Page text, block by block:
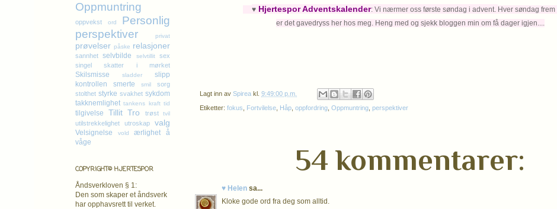
♥ Hjertespor Adventskalender: Vi nærmer oss første søndag i advent. Hver søndag frem
er det gavedryss her hos meg. Heng med og sjekk bloggen min om få dager igjen....
Lagt inn av Spirea kl. 9:49:00 p.m.
Etiketter: fokus Fortvilelse Håp oppfordring Oppmuntring perspektiver
54 kommentarer:
♥ Helen sa...
Kloke gode ord fra deg som alltid.
Oppmuntring
oppvekst ord
Personlig
perspektiver
privat
prøvelser påske relasjoner
sannhet selvbilde selvtillit
sex
singel
skatter i mørket
Skilsmisse sladder
slipp
kontrollen
smerte smil
sorg
stolthet styrke svakhet sykdom
takknemlighet tankens kraft tid
tilgivelse Tillit Tro trøst tvil
utilstrekkelighet utroskap valg
Velsignelse vold ærlighet
å
våge
COPYRIGHT© HJERTESPOR
Åndsverkloven § 1:
Den som skaper et åndsverk
har opphavsretttil verket.